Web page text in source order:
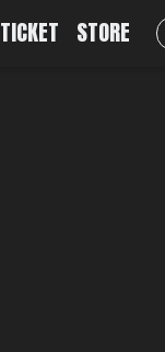
TICKET STORE